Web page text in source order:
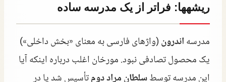
ریشهها: فراتر از یک مدرسه ساده
مدرسهاندرون(واژهای فارسی به معنای «بخش داخلی»)
یک محصول تصادفی نبود. مورخان اغلب درباره اینکه آیا
این مدرسه توسطسلطان مراد دومتأسیس شد یا در